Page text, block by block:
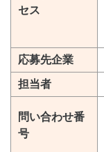
セス
応募先企業
担当者
問い合わせ番
号